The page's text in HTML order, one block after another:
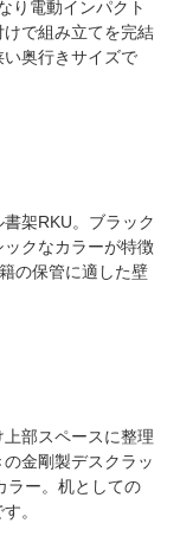
り電動インパクト
で組み立てを完結
い奥行きサイズで
架RKU。ブラック
ックなカラーが特徴
の保管に適した壁
部スペースに整理
の金剛製デスクラッ
ラー。 机としての
。